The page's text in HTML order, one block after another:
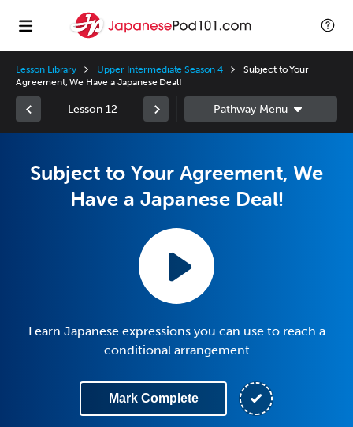
Lesson Library Upper Intermediate Season 4
Subject to Your
Agreement, We Have a Japanese Deal!
Lesson 12
Subject to Your Agreement, We
Have a Japanese Deal!
Learn Japanese expressions you can use to reach a
conditional arrangement
Mark Complete